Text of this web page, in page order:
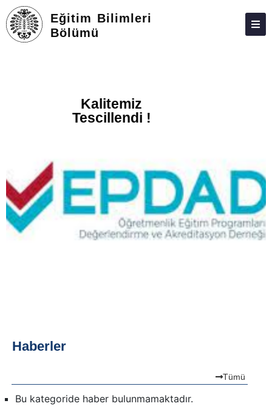
Eğitim Bilimleri
Bölümü
ARAŞTIRMA
TOPLUMA KATKI
ADAY ÖĞRENCILER
Kalitemiz
Tescillendi !
Haberler
Tümü
Bu kategoride haber bulunmamaktadır.